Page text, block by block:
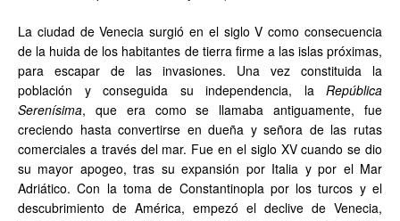
La ciudad de Venecia surgió en el siglo V como consecuencia
de la huida de los habitantes de tierra firme a las islas próximas,
para escapar de las invasiones. Una vez constituida la
población y conseguida su independencia, la República
Serenísima, que era como se llamaba antiguamente, fue
creciendo hasta convertirse en dueña y señora de las rutas
comerciales a través del mar. Fue en el siglo XV cuando se dio
su mayor apogeo, tras su expansión por Italia y por el Mar
Adriático. Con la toma de Constantinopla por los turcos y el
descubrimiento de América, empezó el declive de Venecia,